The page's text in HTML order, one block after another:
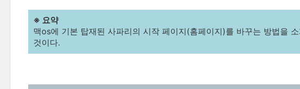
※ 요약
맥os에 기본 탑재된 사파리의 시작 페이지(홈페이지)를 바꾸는 방법을
것이다.